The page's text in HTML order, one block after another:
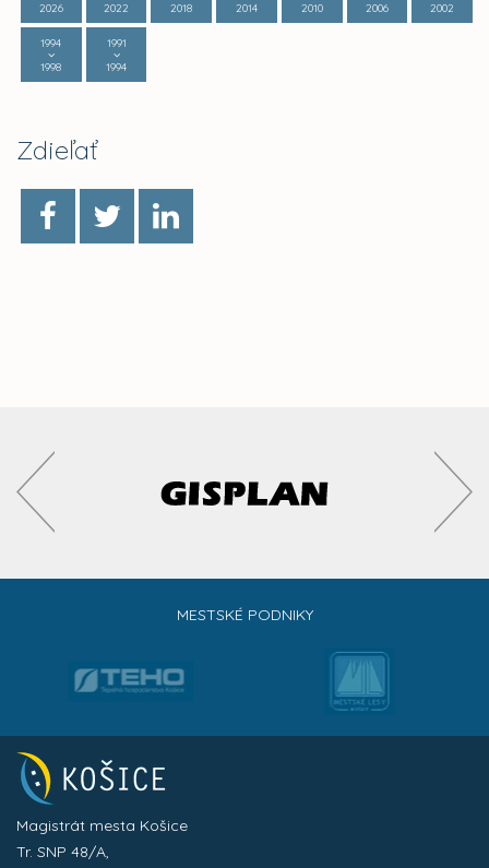
2026
2022
2018
2014
2010
2006
2002
1994
1998
1991
1994
Zdieľať
MESTSKÉ PODNIKY
Magistrát mesta Košice
Tr. SNP 48/A,